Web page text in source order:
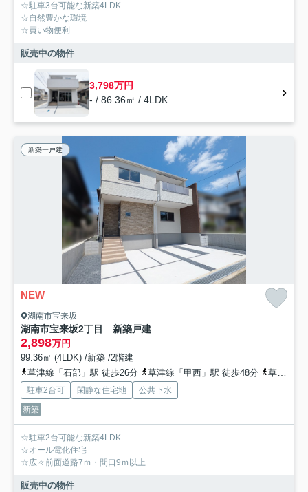
☆駐車3台可能な新築4LDK
☆自然豊かな環境
☆買い物便利
販売中の物件
3,798万円
- / 86.36㎡ / 4LDK
新築一戸建
NEW
湖南市宝来坂
湖南市宝来坂2丁目 新築戸建
2,898万円
99.36㎡ (4LDK) /新築 /2階建
草津線「石部」駅 徒歩26分
草津線「甲西」駅 徒歩48分 草津線「手原」駅 徒歩94分
駐車2台可 閑静な住宅地
公共下水
新築
☆駐車2台可能な新築4LDK
☆オール電化住宅
☆広々前面道路7ｍ・間口9ｍ以上
販売中の物件